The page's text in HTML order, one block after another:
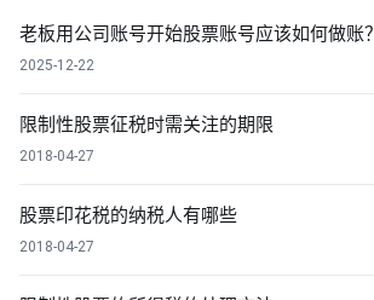
老板用公司账号开始股票账号应该如何做账？
2025-12-22
限制性股票征税时需关注的期限
2018-04-27
股票印花税的纳税人有哪些
2018-04-27